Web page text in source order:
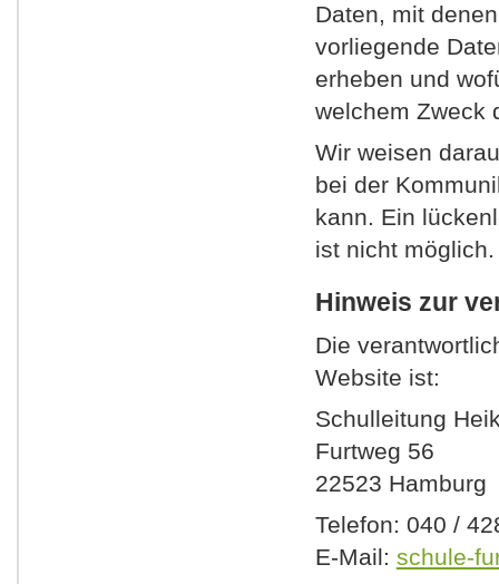
Daten, mit
vorliegende
erheben und
welchem Zweck
Wir weisen
bei der
kann. Ein
ist nicht möglich.
Hinweis zur
Die
Website ist:
Schulleitung
Furtweg 56
22523 Hamburg
Telefon: 040 /
E-Mail: schule-